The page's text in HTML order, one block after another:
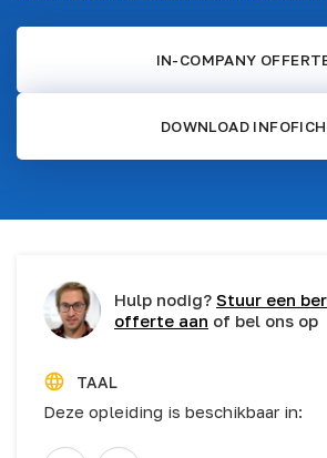
IN-COMPANY
DOWNLOAD
Hulp nodig? Stuur een
offerte aan of bel ons op
TAAL
Deze opleiding is beschikbaar in: